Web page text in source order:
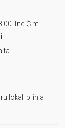
Tne-Ġim
lokali b'linja